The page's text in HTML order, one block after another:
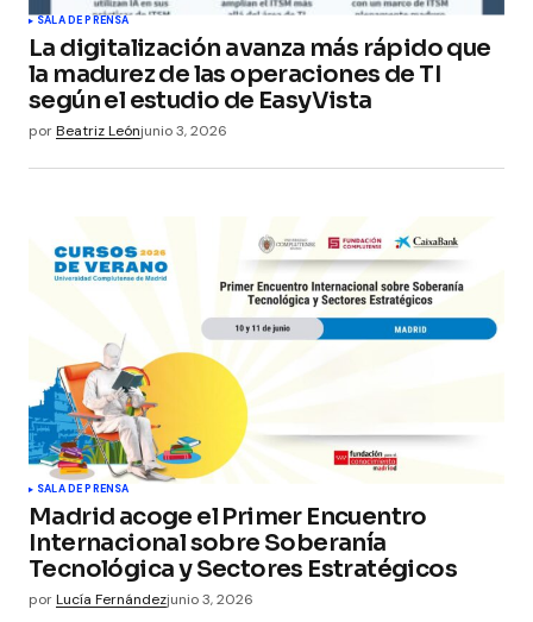
SALA DE PRENSA
La digitalización avanza más rápido que
la madurez de las operaciones de TI
según el estudio de EasyVista
porBeatriz Leónjunio 3, 2026
SALA DE PRENSA
Madrid acoge el Primer Encuentro
Internacional sobre Soberanía
Tecnológica y Sectores Estratégicos
porLucía Fernándezjunio 3, 2026